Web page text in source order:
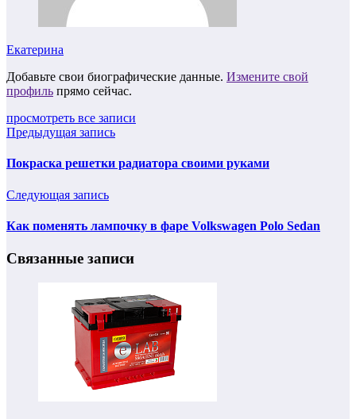
Екатерина
Добавьте свои биографические данные. Измените свой
профиль прямо сейчас.
просмотреть все записи
Предыдущая запись
Покраска решетки радиатора своими руками
Следующая запись
Как поменять лампочку в фаре Volkswagen Polo Sedan
Связанные записи